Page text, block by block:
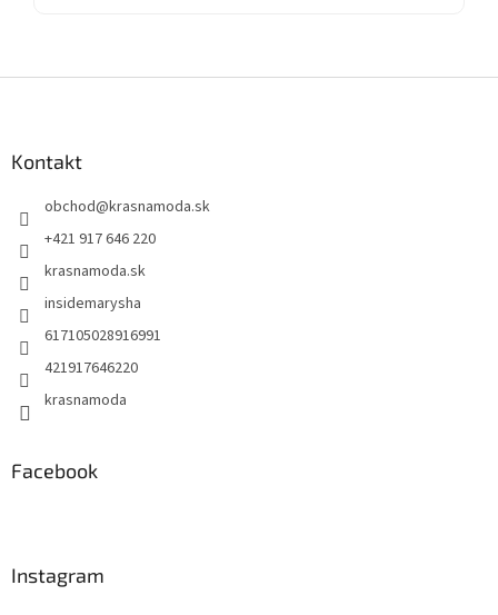
Kontakt
obchod@krasnamoda.sk
+421 917 646 220
krasnamoda.sk
insidemarysha
617105028916991
421917646220
krasnamoda
Facebook
Instagram